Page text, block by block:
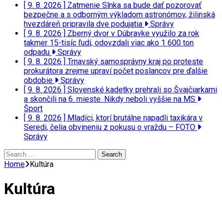
[ 9. 8. 2026 ] Zatmenie Slnka sa bude dať pozorovať
bezpečne a s odborným výkladom astronómov, žilinská
hvezdáreň pripravila dve podujatia
Správy
[ 9. 8. 2026 ] Zberný dvor v Dúbravke využilo za rok
takmer 15-tisíc ľudí, odovzdali viac ako 1 600 ton
odpadu
Správy
[ 9. 8. 2026 ] Trnavský samosprávny kraj po proteste
prokurátora zrejme upraví počet poslancov pre ďalšie
obdobie
Správy
[ 9. 8. 2026 ] Slovenské kadetky prehrali so Švajčiarkami
a skončili na 6. mieste. Nikdy neboli vyššie na MS
Šport
[ 9. 8. 2026 ] Mladíci, ktorí brutálne napadli taxikára v
Seredi, čelia obvineniu z pokusu o vraždu – FOTO
Správy
Search
for:
Home Kultúra
Kultúra